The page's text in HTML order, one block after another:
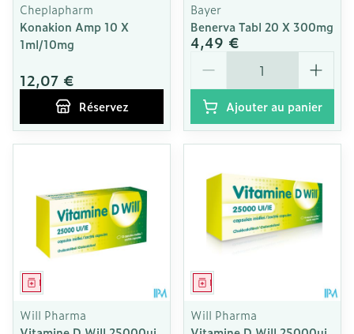
Cheplapharm
Konakion Amp 10 X
1ml/10mg
12,07 €
Réservez
Bayer
Benerva Tabl 20 X 300mg
4,49 €
Ajouter au panier
Médicament
Will Pharma
Médicament
Will Pharma